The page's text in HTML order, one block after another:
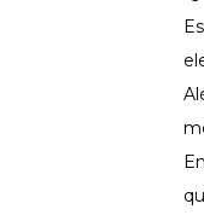
Aprofunde
Infográfico
Conteúdo
Materiais